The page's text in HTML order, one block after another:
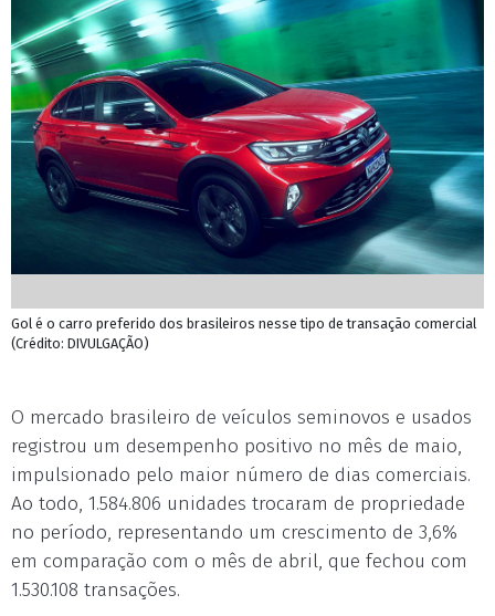
Gol é o carro preferido dos brasileiros nesse tipo de transação comercial
(Crédito: DIVULGAÇÃO)
O mercado brasileiro de veículos seminovos e usados
registrou um desempenho positivo no mês de maio,
impulsionado pelo maior número de dias comerciais.
Ao todo, 1.584.806 unidades trocaram de propriedade
no período, representando um crescimento de 3,6%
em comparação com o mês de abril, que fechou com
1.530.108 transações.